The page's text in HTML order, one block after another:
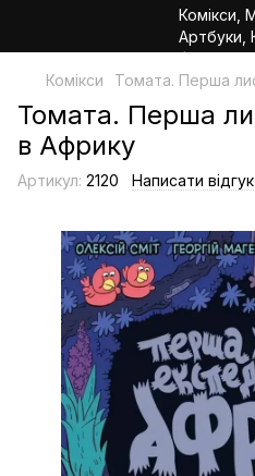
Комікси Томата. Перша
Томата. Перша
в Африку
Артикул: 2120 Написати відгук